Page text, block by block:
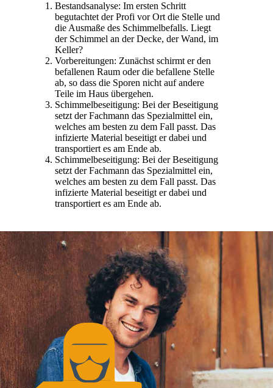
Bestandsanalyse: Im ersten Schritt
begutachtet der Profi vor Ort die Stelle und
die Ausmaße des Schimmelbefalls. Liegt
der Schimmel an der Decke, der Wand, im
Keller?
Vorbereitungen: Zunächst schirmt er den
befallenen Raum oder die befallene Stelle
ab, so dass die Sporen nicht auf andere
Teile im Haus übergehen.
Schimmelbeseitigung: Bei der Beseitigung
setzt der Fachmann das Spezialmittel ein,
welches am besten zu dem Fall passt. Das
infizierte Material beseitigt er dabei und
transportiert es am Ende ab.
Schimmelbeseitigung: Bei der Beseitigung
setzt der Fachmann das Spezialmittel ein,
welches am besten zu dem Fall passt. Das
infizierte Material beseitigt er dabei und
transportiert es am Ende ab.